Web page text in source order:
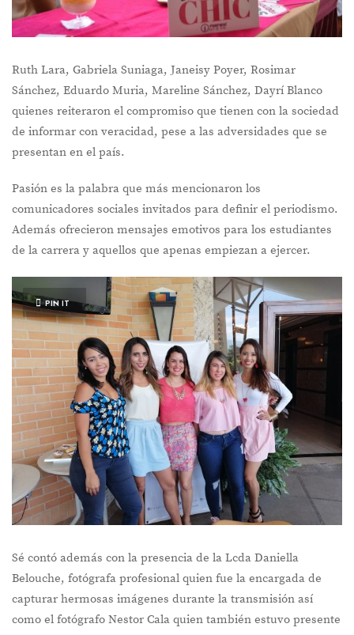
Ruth Lara, Gabriela Suniaga, Janeisy Poyer, Rosimar
Sánchez, Eduardo Muria, Mareline Sánchez, Dayrí Blanco
quienes reiteraron el compromiso que tienen con la sociedad
de informar con veracidad, pese a las adversidades que se
presentan en el país.
Pasión es la palabra que más mencionaron los
comunicadores sociales invitados para definir el periodismo.
Además ofrecieron mensajes emotivos para los estudiantes
de la carrera y aquellos que apenas empiezan a ejercer.
PIN IT
Sé contó además con la presencia de la Lcda Daniella
Belouche, fotógrafa profesional quien fue la encargada de
capturar hermosas imágenes durante la transmisión así
como el fotógrafo Nestor Cala quien también estuvo presente